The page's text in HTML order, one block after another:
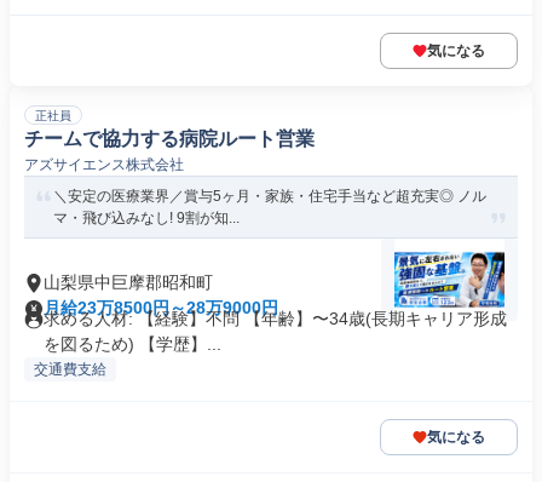
気になる
正社員
チームで協力する病院ルート営業
アズサイエンス株式会社
＼安定の医療業界／賞与5ヶ月・家族・住宅手当など超充実◎ ノル
マ・飛び込みなし! 9割が知...
山梨県中巨摩郡昭和町
月給23万8500円～28万9000円
求める人材: 【経験】不問 【年齢】〜34歳(長期キャリア形成
を図るため) 【学歴】...
交通費支給
気になる